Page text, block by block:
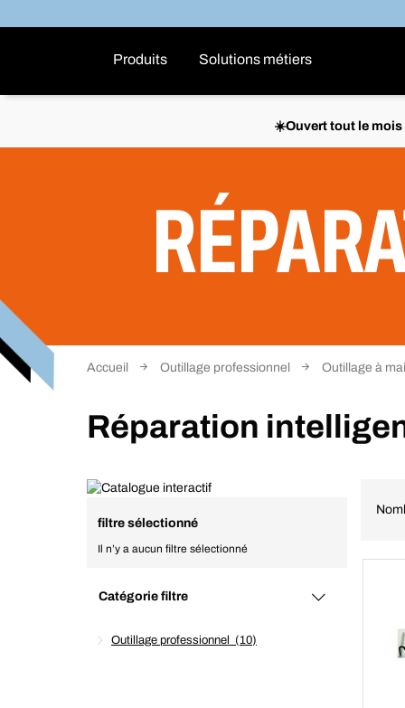
Produits Solutions métiers
☀️Ouvert tout le mois
Accueil Outillage professionnel Outillage à
Réparation
filtre sélectionné
Il n’y a aucun filtre sélectionné
Catégorie filtre
Outillage professionnel 10